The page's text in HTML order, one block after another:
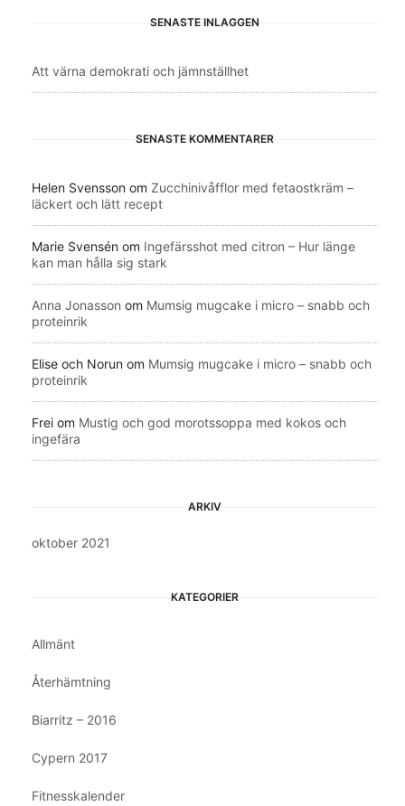
SENASTE INLÄGGEN
Att värna demokrati och jämnställhet
SENASTE KOMMENTARER
Helen Svensson om Zucchinivåfflor med fetaostkräm –
läckert och lätt recept
Marie Svensén om Ingefärsshot med citron – Hur länge
kan man hålla sig stark
Anna Jonasson om Mumsig mugcake i micro – snabb och
proteinrik
Elise och Norun om Mumsig mugcake i micro – snabb och
proteinrik
Frei om Mustig och god morotssoppa med kokos och
ingefära
ARKIV
oktober 2021
KATEGORIER
Allmänt
Återhämtning
Biarritz – 2016
Cypern 2017
Fitnesskalender